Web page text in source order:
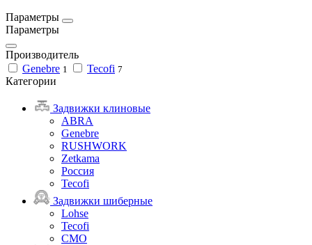
Параметры
Параметры
Производитель
Genebre 1 Tecofi 7
Категории
Задвижки клиновые
ABRA
Genebre
RUSHWORK
Zetkama
Россия
Tecofi
Задвижки шиберные
Lohse
Tecofi
СМО